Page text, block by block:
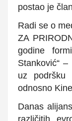
postao je
Radi se o
ZA
godine
Stanković“
uz podršku
odnosno
Danas
različitih